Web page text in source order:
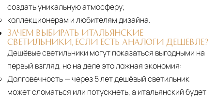
создать уникальную атмосферу;
коллекционерам и любителям дизайна.
ЗАЧЕМ ВЫБИРАТЬ ИТАЛЬЯНСКИЕ
СВЕТИЛЬНИКИ, ЕСЛИ ЕСТЬ АНАЛОГИ ДЕШЕВЛЕ?
Дешёвые светильники могут показаться выгодными на
первый взгляд, но на деле это ложная экономия:
Долговечность— через 5 лет дешёвый светильник
может сломаться или потускнеть, а итальянский будет